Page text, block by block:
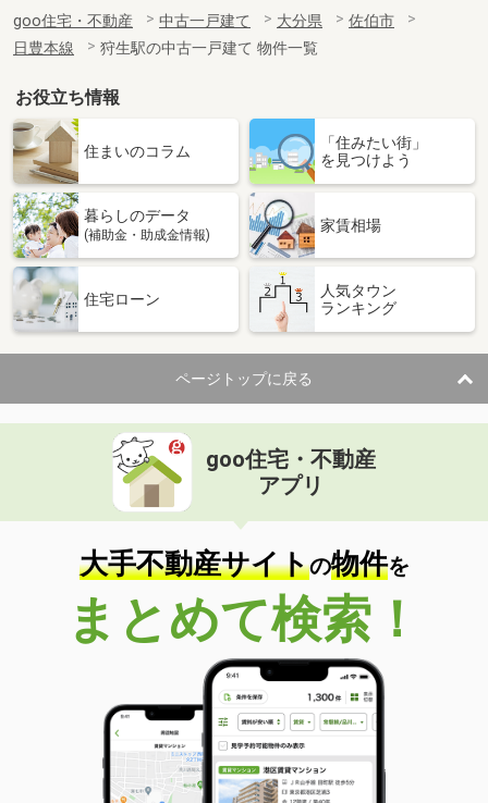
goo住宅・不動産 中古一戸建て 大分県
佐伯市
日豊本線
狩生駅の中古一戸建て 物件一覧
お役立ち情報
住まいのコラム
「住みたい街」
を見つけよう
暮らしのデータ
(補助金・助成金情報)
家賃相場
住宅ローン
人気タウン
ランキング
ページトップに戻る
goo住宅・不動産
アプリ
大手不動産サイトの物件を
まとめて検索！